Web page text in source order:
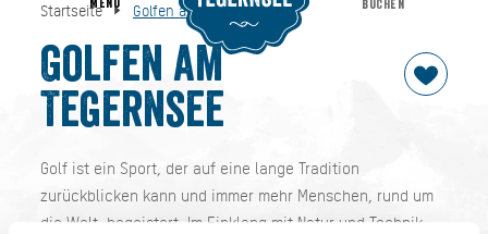
Startseite Golfen am Tegernsee
Golfen am
Tegernsee
Golf ist ein Sport, der auf eine lange Tradition
zurückblicken kann und immer mehr Menschen, rund um
die Welt, begeistert. Im Einklang mit Natur und Technik
Startseite Golfen am Tegernsee
MENU BUCHEN